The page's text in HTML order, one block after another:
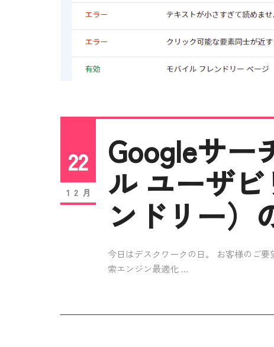
Googleサー
ル ユーザ
ンドリー）
22
12月
今日はデスクワークの日。 お客様のご
索エンジン最適化 …